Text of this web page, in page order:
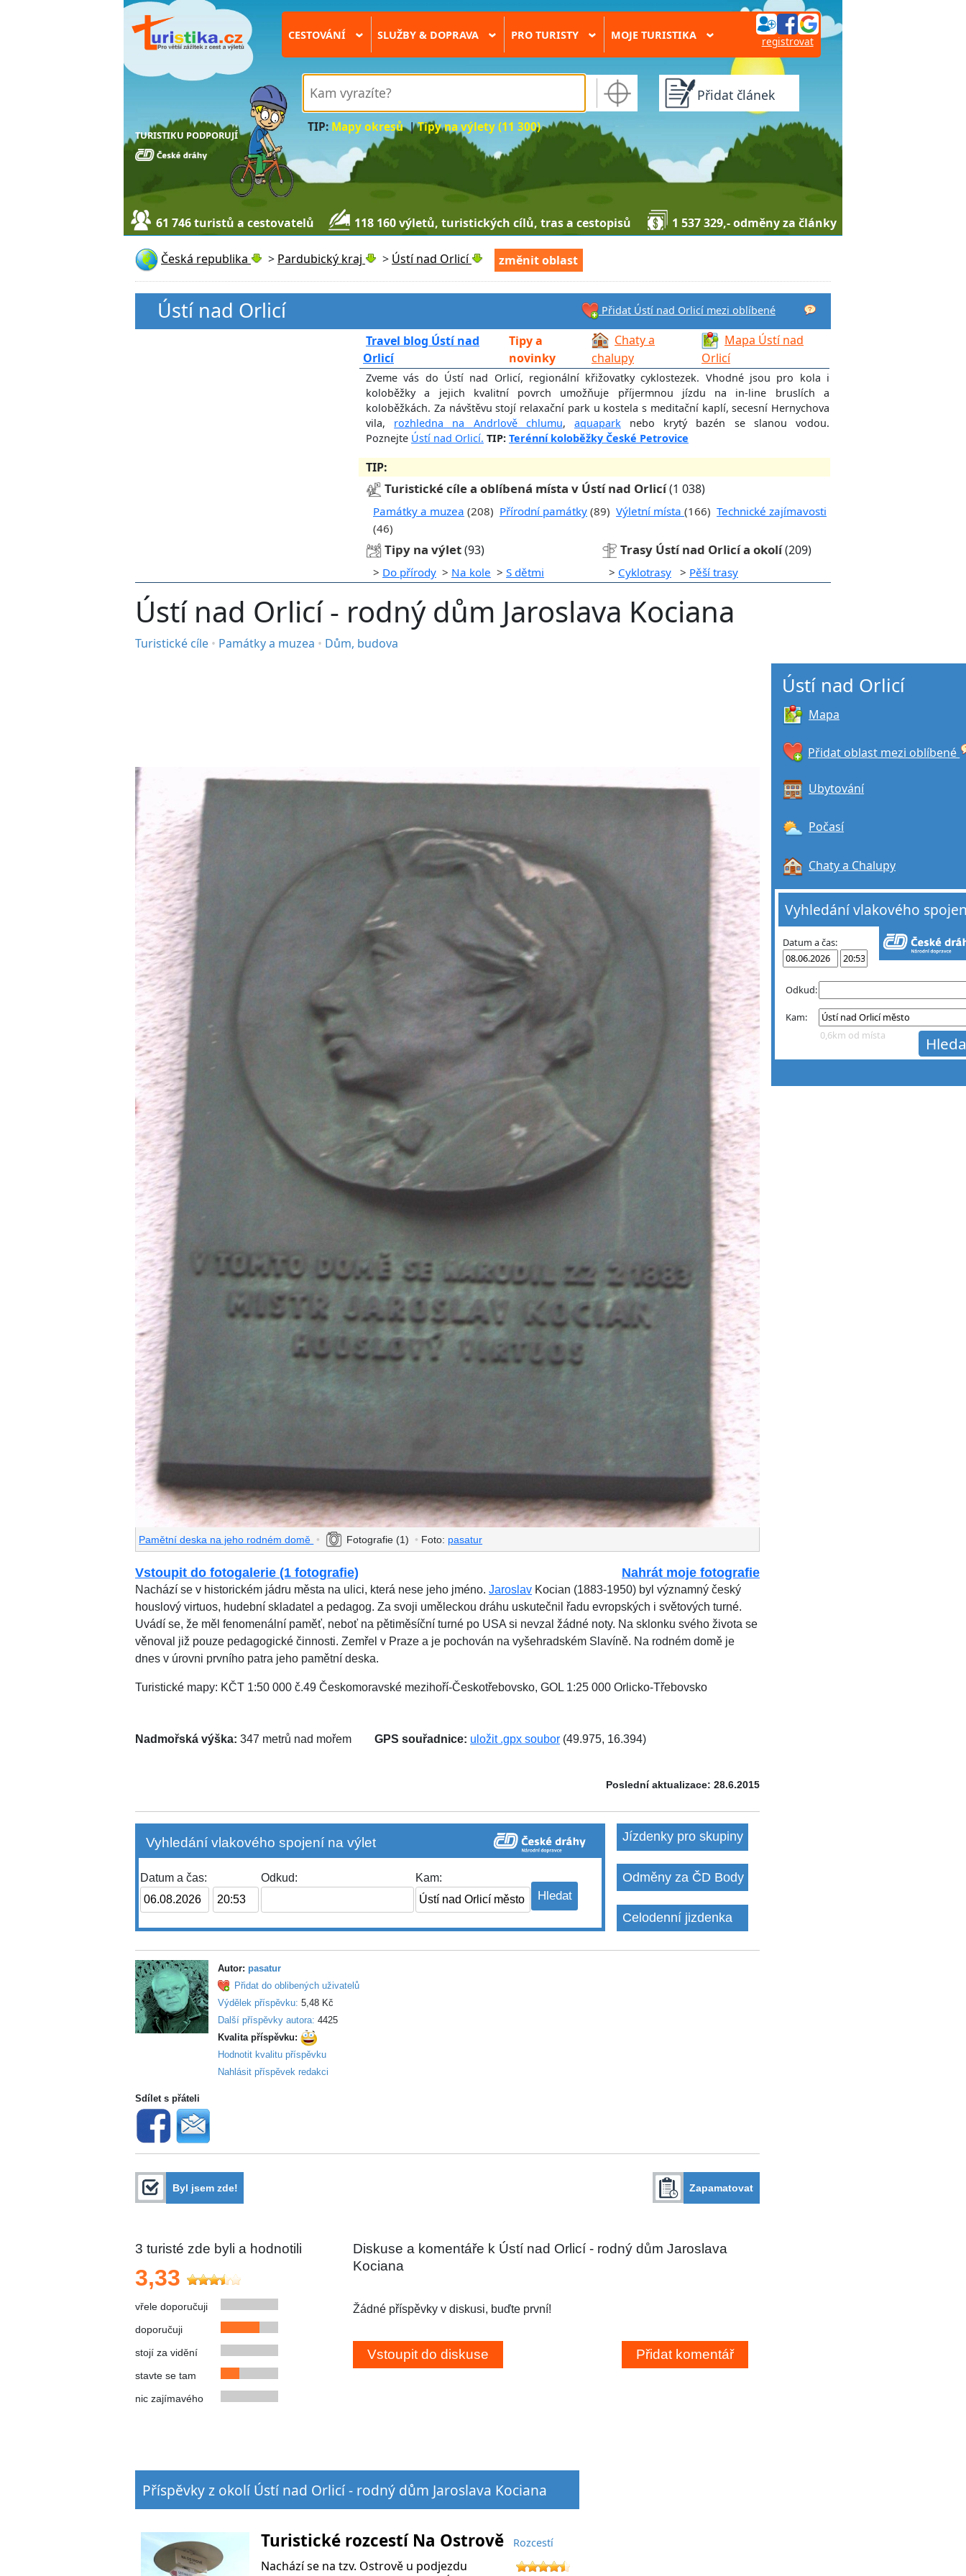
TURISTIKU PODPORUJÍ
CESTOVÁNÍ › SLUŽBY & DOPRAVA › PRO TURISTY › MOJE TURISTIKA › registrovat
TIP: Mapy okresů|Tipy na výlety (11 300)
Přidat článek
61 746 turistů a cestovatelů 118 160 výletů, turistických cílů, tras a cestopisů 1 537 329,- odměny za články
Česká republika > Pardubický kraj > Ústí nad Orlicí změnit oblast
Ústí nad Orlicí Přidat Ústí nad Orlicí mezi oblíbené
Travel blog Ústí nad
Orlicí
Tipy a
novinky
Chaty a
chalupy
Mapa Ústí nad
Orlicí
Zveme vás do Ústí nad Orlicí, regionální křižovatky cyklostezek. Vhodné jsou pro kola i
koloběžky a jejich kvalitní povrch umožňuje příjermnou jízdu na in-line bruslích a
koloběžkách. Za návštěvu stojí relaxační park u kostela s meditační kaplí, secesní Hernychova
vila, rozhledna na Andrlově chlumu, aquapark nebo krytý bazén se slanou vodou.
Poznejte Ústí nad Orlicí. TIP: Terénní koloběžky České Petrovice
TIP:
Turistické cíle a oblíbená místa v Ústí nad Orlicí(1 038)
Památky a muzea (208) Přírodní památky (89) Výletní místa (166) Technické zajímavosti
(46)
Tipy na výlet(93) Trasy Ústí nad Orlicí a okolí(209)
> Do přírody > Na kole > S dětmi > Cyklotrasy > Pěší trasy
Ústí nad Orlicí - rodný dům Jaroslava Kociana
Turistické cíle • Památky a muzea • Dům, budova
Pamětní deska na jeho rodném domě • Fotografie (1) • Foto: pasatur
Nahrát moje fotografie
Vstoupit do fotogalerie (1 fotografie)
Nachází se v historickém jádru města na ulici, která nese jeho jméno. Jaroslav Kocian (1883-1950) byl významný český
houslový virtuos, hudební skladatel a pedagog. Za svoji uměleckou dráhu uskutečnil řadu evropských i světových turné.
Uvádí se, že měl fenomenální paměť, neboť na pětiměsíční turné po USA si nevzal žádné noty. Na sklonku svého života se
věnoval již pouze pedagogické činnosti. Zemřel v Praze a je pochován na vyšehradském Slavíně. Na rodném domě je
dnes v úrovni prvního patra jeho pamětní deska.
Turistické mapy: KČT 1:50 000 č.49 Českomoravské mezihoří-Českotřebovsko, GOL 1:25 000 Orlicko-Třebovsko
Nadmořská výška: 347 metrů nad mořem GPS souřadnice: uložit .gpx soubor (49.975, 16.394)
Poslední aktualizace: 28.6.2015
Vyhledání vlakového spojení na výlet
Datum a čas: Odkud: Kam:
Jízdenky pro skupiny
Odměny za ČD Body
Celodenní jizdenka
Autor: pasatur
Přidat do oblibených uživatelů
Výdělek příspěvku: 5,48 Kč
Další příspěvky autora: 4425
Kvalita příspěvku:
Hodnotit kvalitu příspěvku
Nahlásit příspěvek redakci
Sdílet s přáteli
Byl jsem zde! Zapamatovat
3 turisté zde byli a hodnotili
3,33
vřele doporučuji
doporučuji
stojí za vidění
stavte se tam
nic zajímavého
Diskuse a komentáře k Ústí nad Orlicí - rodný dům Jaroslava
Kociana
Žádné příspěvky v diskusi, buďte první!
Ústí nad Orlicí
Mapa
Přidat oblast mezi oblíbené
Ubytování
Počasí
Chaty a Chalupy
Vyhledání vlakového
Datum a čas:
Odkud:
Kam:
0,6km od místa
Příspěvky z okolí Ústí nad Orlicí - rodný dům Jaroslava Kociana
Turistické rozcestí Na Ostrově Rozcestí
Nachází se na tzv. Ostrově u podjezdu